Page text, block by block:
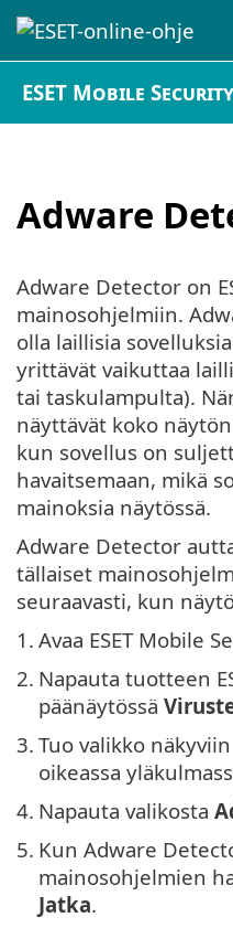
ESET Mobile
Adware
Adware Detector on
mainosohjelmiin.
olla laillisia
yrittävät vaikuttaa
tai taskulampulta).
näyttävät koko
kun sovellus on
havaitsemaan, mikä
mainoksia näytössä.
Adware Detector
tällaiset
seuraavasti, kun
1. Avaa ESET Mobile
2. Napauta tuotteen
päänäytössä
3. Tuo valikko
oikeassa
4. Napauta valikosta
5. Kun Adware
mainosohjelmien
Jatka.